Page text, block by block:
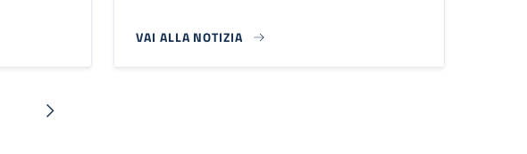
VAI ALLA NOTIZIA
Pagina successiva